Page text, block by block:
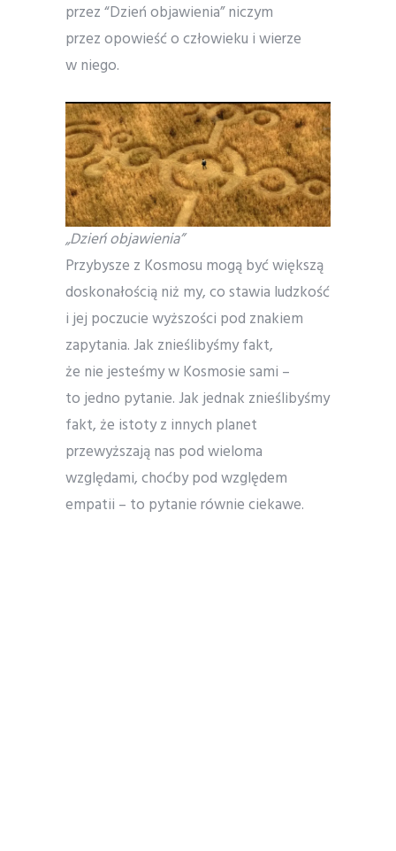
przez “Dzień objawienia” niczym
przez opowieść o człowieku i wierze
w niego.
„Dzień objawienia”
Przybysze z Kosmosu mogą być większą
doskonałością niż my, co stawia ludzkość
i jej poczucie wyższości pod znakiem
zapytania. Jak znieślibyśmy fakt,
że nie jesteśmy w Kosmosie sami –
to jedno pytanie. Jak jednak znieślibyśmy
fakt, że istoty z innych planet
przewyższają nas pod wieloma
względami, choćby pod względem
empatii – to pytanie równie ciekawe.